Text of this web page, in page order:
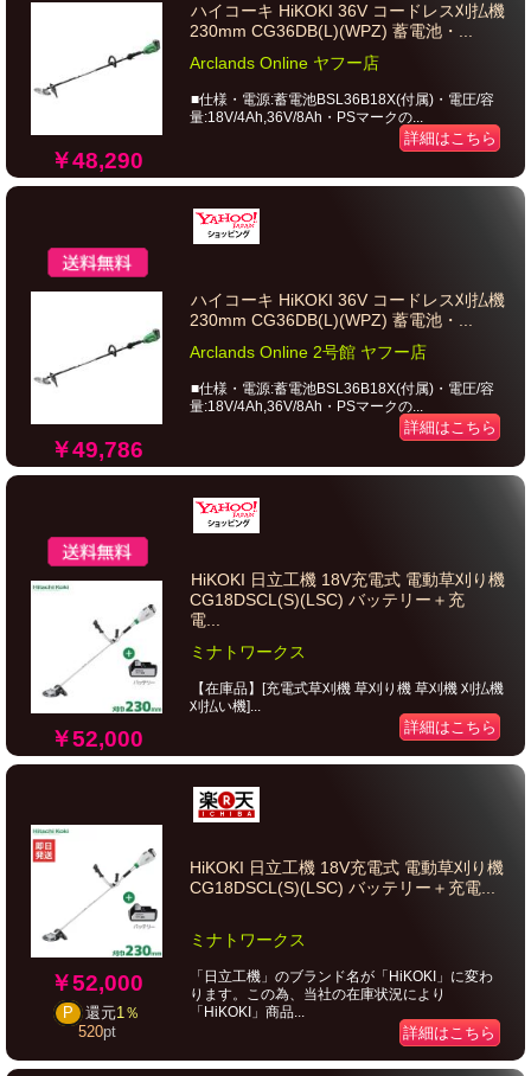
￥48,290
ハイコーキ HiKOKI 36V コードレス刈払機
230mm CG36DB(L)(WPZ) 蓄電池・...
Arclands Online ヤフー店
■仕様・電源:蓄電池BSL36B18X(付属)・電圧/容
量:18V/4Ah,36V/8Ah・PSマークの...
詳細はこちら
￥49,786
ハイコーキ HiKOKI 36V コードレス刈払機
230mm CG36DB(L)(WPZ) 蓄電池・...
Arclands Online 2号館 ヤフー店
■仕様・電源:蓄電池BSL36B18X(付属)・電圧/容
量:18V/4Ah,36V/8Ah・PSマークの...
詳細はこちら
￥52,000
HiKOKI 日立工機 18V充電式 電動草刈り機
CG18DSCL(S)(LSC) バッテリー＋充
電...
ミナトワークス
【在庫品】[充電式草刈機 草刈り機 草刈機 刈払機
刈払い機]...
詳細はこちら
￥52,000
P 還元1％
520pt
HiKOKI 日立工機 18V充電式 電動草刈り機
CG18DSCL(S)(LSC) バッテリー＋充電...
ミナトワークス
「日立工機」のブランド名が「HiKOKI」に変わ
ります。この為、当社の在庫状況により
「HiKOKI」商品...
詳細はこちら